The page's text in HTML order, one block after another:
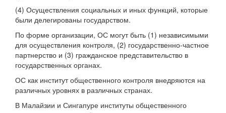
(4) Осуществления социальных и иных функций, которые
были делегированы государством.
По форме организации, ОС могут быть (1) независимыми
для осуществления контроля, (2) государственно-частное
партнерство и (3) гражданское представительство в
государственных органах.
ОС как институт общественного контроля внедряются на
различных уровнях в различных странах.
В Малайзии и Сингапуре институты общественного